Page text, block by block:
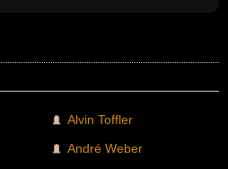
Alvin Toffler
André Weber